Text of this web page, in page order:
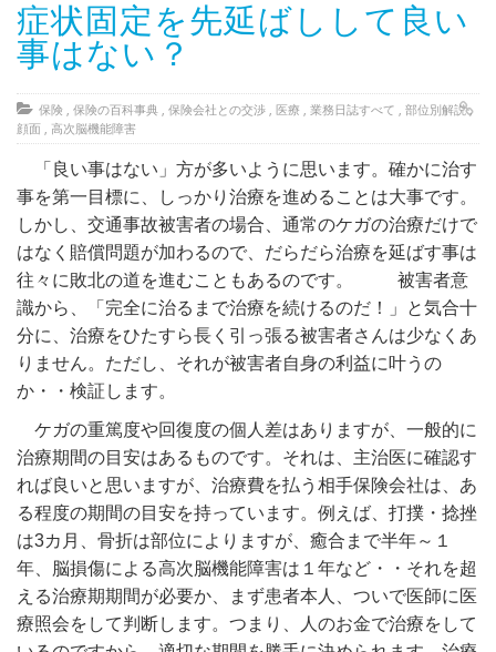
症状固定を先延ばしして良い
事はない？
保険 保険の百科事典 保険会社との交渉 医療 業務日誌すべて 部位別解説,
顔面
高次脳機能障害
「良い事はない」方が多いように思います。確かに治す
事を第一目標に、しっかり治療を進めることは大事です。
しかし、交通事故被害者の場合、通常のケガの治療だけで
はなく賠償問題が加わるので、だらだら治療を延ばす事は
往々に敗北の道を進むこともあるのです。 被害者意
識から、「完全に治るまで治療を続けるのだ！」と気合十
分に、治療をひたすら長く引っ張る被害者さんは少なくあ
りません。ただし、それが被害者自身の利益に叶うの
か・・検証します。
ケガの重篤度や回復度の個人差はありますが、一般的に
治療期間の目安はあるものです。それは、主治医に確認す
れば良いと思いますが、治療費を払う相手保険会社は、あ
る程度の期間の目安を持っています。例えば、打撲・捻挫
は3カ月、骨折は部位によりますが、癒合まで半年～１
年、脳損傷による高次脳機能障害は１年など・・それを超
える治療期期間が必要か、まず患者本人、ついで医師に医
療照会をして判断します。つまり、人のお金で治療をして